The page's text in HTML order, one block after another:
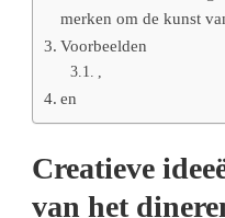
merken om de kunst
Voorbeelden
en
Creatieve
van het